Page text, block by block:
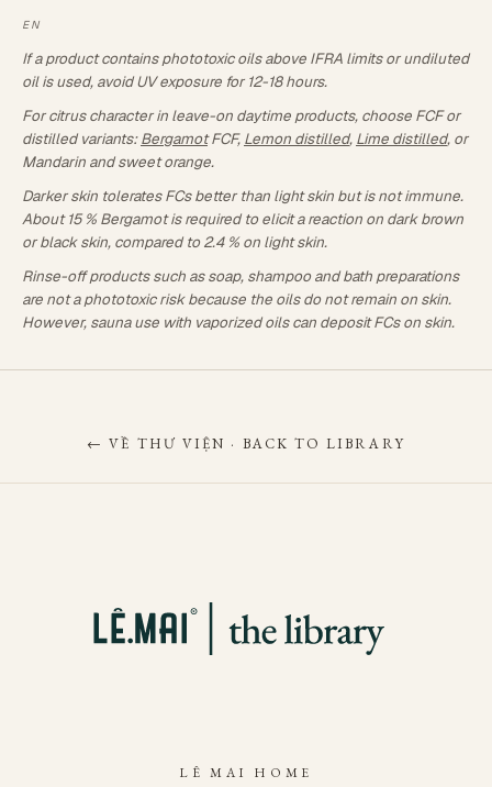
If a product contains phototoxic oils above IFRA limits or undiluted
oil is used, avoid UV exposure for 12-18 hours.
For citrus character in leave-on daytime products, choose FCF or
distilled variants:BergamotFCF, Lemon distilled, Lime distilled, or
Mandarin and sweet orange.
Darker skin tolerates FCs better than light skin but is not immune.
About 15 % Bergamot is required to elicit a reaction on dark brown
or black skin, compared to 2.4 % on light skin.
Rinse-off products such as soap, shampoo and bath preparations
are not a phototoxic risk because the oils do not remain on skin.
However, sauna use with vaporized oils can deposit FCs on skin.
← VỀ THƯ VIỆN · BACK TO LIBRARY
LÊ MAI HOME